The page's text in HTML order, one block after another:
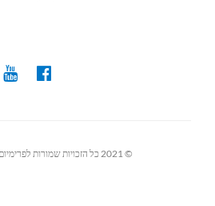
© 2021 כל הזכויות שמורות לפרימיום אקווטיקס בע"מ.